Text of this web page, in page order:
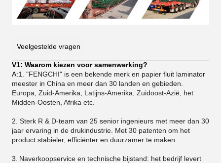
Veelgestelde vragen
V1: Waarom kiezen voor samenwerking?
A:1. "FENGCHI" is een bekende merk en papier fluit laminator
meester in China en meer dan 30 landen en gebieden.
Europa, Zuid-Amerika, Latijns-Amerika, Zuidoost-Azië, het
Midden-Oosten, Afrika etc.
2. Sterk R & D-team van 25 senior ingenieurs met meer dan 30
jaar ervaring in de drukindustrie. Met 30 patenten om het
product stabieler, efficiënter en duurzamer te maken.
3. Naverkoopservice en technische bijstand: het bedrijf levert